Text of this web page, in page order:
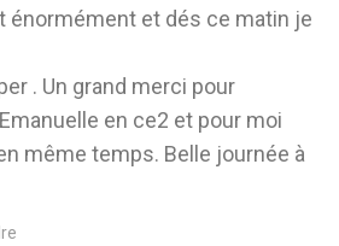
énormément et dés ce matin je
. Un grand merci pour
en ce2 et pour moi
même temps. Belle journée à